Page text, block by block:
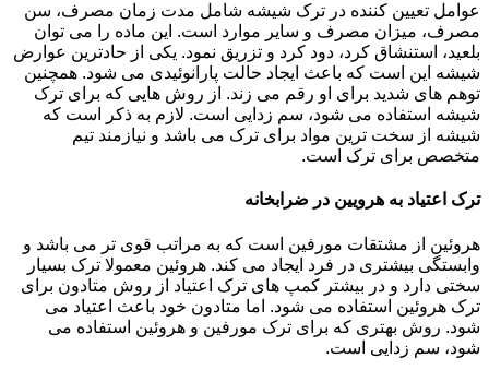
عوامل تعیین کننده در ترک شیشه شامل مدت زمان مصرف، سن
مصرف، میزان مصرف و سایر موارد است. این ماده را می توان
بلعید، استنشاق کرد، دود کرد و تزریق نمود. یکی از حادترین عوارض
شیشه این است که باعث ایجاد حالت پارانوئیدی می شود. همچنین
توهم های شدید برای او رقم می زند. از روش هایی که برای ترک
شیشه استفاده می شود، سم زدایی است. لازم به ذکر است که
شیشه از سخت ترین مواد برای ترک می باشد و نیازمند تیم
متخصص برای ترک است.
ترک اعتیاد به هرویین در ضرابخانه
هروئین از مشتقات مورفین است که به مراتب قوی تر می باشد و
وابستگی بیشتری در فرد ایجاد می کند. هروئین معمولا ترک بسیار
سختی دارد و در بیشتر کمپ های ترک اعتیاد از روش متادون برای
ترک هروئین استفاده می شود. اما متادون خود باعث اعتیاد می
شود. روش بهتری که برای ترک مورفین و هروئین استفاده می
شود، سم زدایی است.